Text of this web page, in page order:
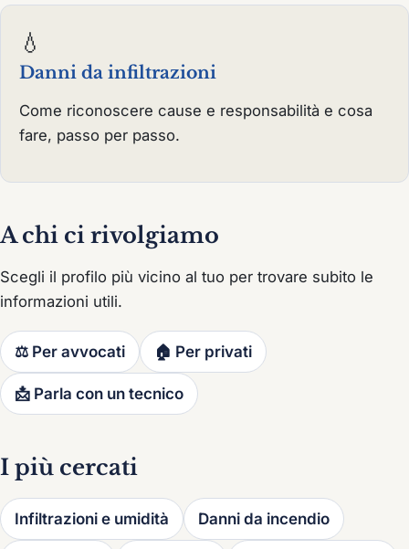
💧
Danni da infiltrazioni
Come riconoscere cause e responsabilità e cosa
fare, passo per passo.
A chi ci rivolgiamo
Scegli il profilo più vicino al tuo per trovare subito le
informazioni utili.
⚖️ Per avvocati 🏠 Per privati
📩 Parla con un tecnico
I più cercati
Infiltrazioni e umidità Danni da incendio